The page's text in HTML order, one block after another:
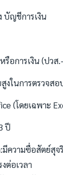
บัญชีการเงิน
อการเงิน (ปวส
ในการตรวจสอ
(โดยเฉพาะ
ปี
วามซื่อสัตย์สุจ
ต่อเวลา